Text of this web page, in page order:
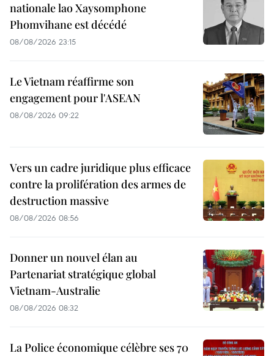
nationale lao Xaysomphone
Phomvihane est décédé
08/08/2026 23:15
Le Vietnam réaffirme son
engagement pour l'ASEAN
08/08/2026 09:22
Vers un cadre juridique plus efficace
contre la prolifération des armes de
destruction massive
08/08/2026 08:56
Donner un nouvel élan au
Partenariat stratégique global
Vietnam-Australie
08/08/2026 08:32
La Police économique célèbre ses 70